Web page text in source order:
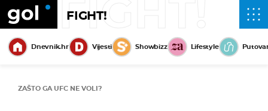
FIGHT!
FIGHT!
Dnevnik.hr Vijesti Showbizz Lifestyle
ZAŠTO GA UFC NE VOLI?